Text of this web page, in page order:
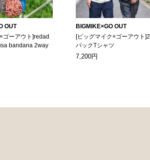
OUT
ゴーアウト]redad
bandana 2way
BIGMIKE×GO OUT
[ビッグマイク×ゴーアウト]2
パックTシャツ
7,200円